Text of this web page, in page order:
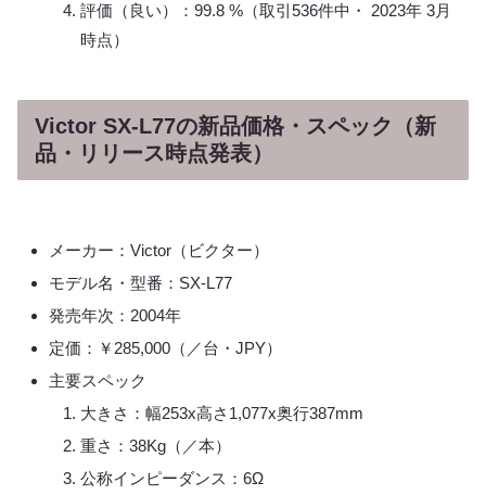
評価（良い）：99.8 %（取引536件中・ 2023年 3月
時点）
Victor SX-L77の新品価格・スペック（新
品・リリース時点発表）
メーカー：Victor（ビクター）
モデル名・型番：SX-L77
発売年次：2004年
定価：￥285,000（／台・JPY）
主要スペック
大きさ：幅253x高さ1,077x奥行387mm
重さ：38Kg（／本）
公称インピーダンス：6Ω